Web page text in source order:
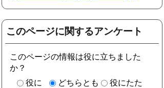
このページに関するアンケート
このページの情報は役に立ちました
か？
役に
どちらとも
役にたた